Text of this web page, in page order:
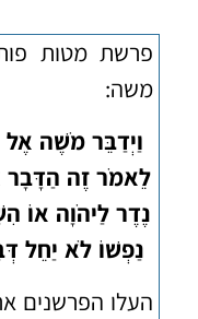
פרשת מטות
משה:
וַיְדַבֵּר מֹשֶׁה
לֵאמֹר זֶה הַדָּבָר
נֶדֶר לַיהֹוָה
נַפְשׁוֹ לֹא יַחֵל
העלו הפרשנים